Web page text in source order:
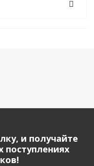
и получайте